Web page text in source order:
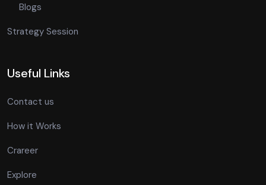
Blogs
Strategy Session
Useful Links
Contact us
How it Works
Crareer
Explore